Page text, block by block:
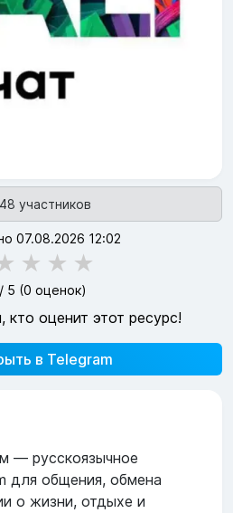
участников
07.08.2026 12:02
★ ★ ★
/ 5 (0 оценок)
кто оценит этот ресурс!
в Telegram
— русскоязычное
для общения, обмена
о жизни, отдыхе и